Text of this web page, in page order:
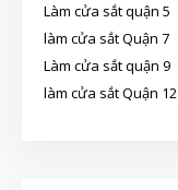
Làm cửa sắt quận 5
làm cửa sắt Quận 7
Làm cửa sắt quận 9
làm cửa sắt Quận 12